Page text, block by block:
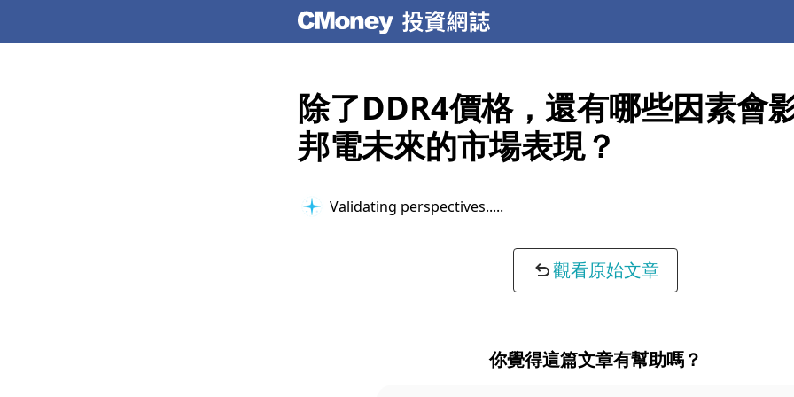
除了DDR4價格，還有哪些因素會
邦電未來的市場表現？
Validating perspectives...
觀看原始文章
你覺得這篇文章有幫助嗎？